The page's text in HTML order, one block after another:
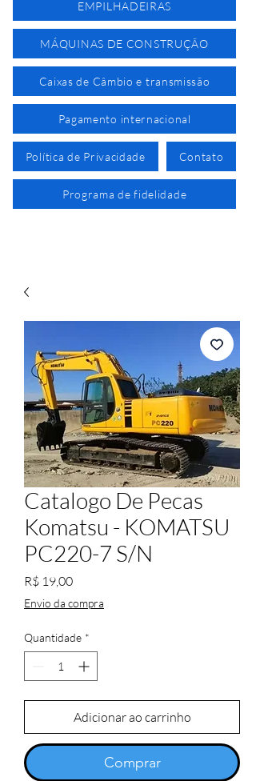
EMPILHADEIRAS
MÁQUINAS DE CONSTRUÇÃO
Caixas de Câmbio e transmissão
Pagamento internacional
Política de Privacidade Contato
Programa de fidelidade
Catalogo De Pecas
Komatsu - KOMATSU
PC220-7 S/N
R$ 19,00Preço
Envio da compra
Quantidade *
Adicionar ao carrinho
Comprar